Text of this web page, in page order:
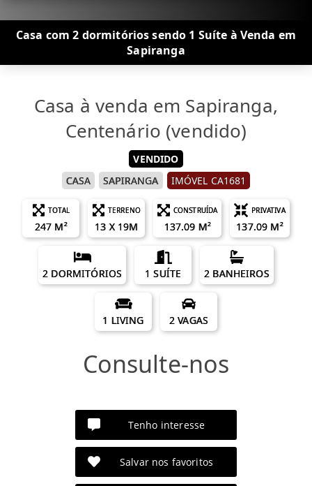
Casa com 2 dormitórios sendo 1 Suíte à Venda em
Sapiranga
Casa à venda em Sapiranga,
Centenário (vendido)
VENDIDO
CASA
SAPIRANGA IMÓVEL CA1681
TOTAL
247 M²
TERRENO
13 X 19M
CONSTRUÍDA
137.09 M²
PRIVATIVA
137.09 M²
2 DORMITÓRIOS 1 SUÍTE 2 BANHEIROS
1 LIVING 2 VAGAS
Consulte-nos
Tenho interesse
Salvar nos favoritos